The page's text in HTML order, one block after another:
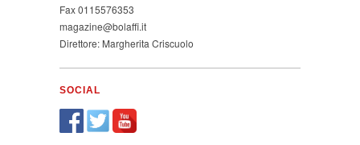
Fax 0115576353
magazine@bolaffi.it
Direttore: Margherita Criscuolo
SOCIAL